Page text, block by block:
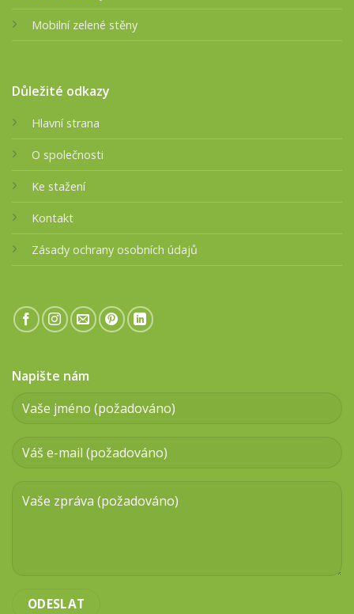
Mobilní zelené stěny
Důležité odkazy
Hlavní strana
O společnosti
Ke stažení
Kontakt
Zásady ochrany osobních údajů
Napište nám